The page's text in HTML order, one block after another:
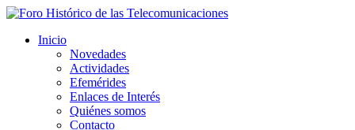
Inicio
Novedades
Actividades
Efemérides
Enlaces de Interés
Quiénes somos
Contacto